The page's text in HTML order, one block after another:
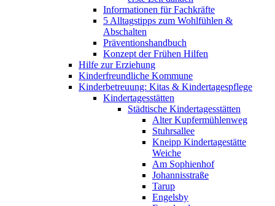
Informationen für Fachkräfte
5 Alltagstipps zum Wohlfühlen &
Abschalten
Präventionshandbuch
Konzept der Frühen Hilfen
Hilfe zur Erziehung
Kinderfreundliche Kommune
Kinderbetreuung: Kitas & Kindertagespflege
Kindertagesstätten
Städtische Kindertagesstätten
Alter Kupfermühlenweg
Stuhrsallee
Kneipp Kindertagestätte
Weiche
Am Sophienhof
Johannisstraße
Tarup
Engelsby